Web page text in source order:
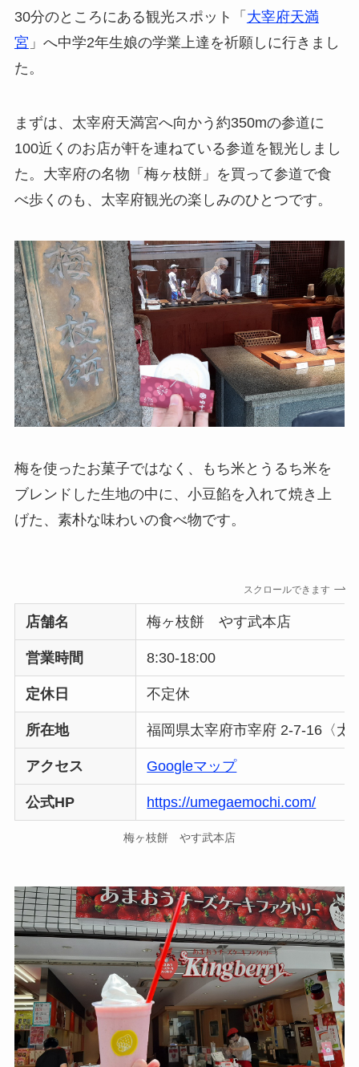
30分のところにある観光スポット「 大宰府天満
宮 」へ中学2年生娘の学業上達を祈願しに行きまし
た。
まずは、太宰府天満宮へ向かう約350mの参道に
100近くのお店が軒を連ねている参道を観光しまし
た。大宰府の名物「梅ヶ枝餅」を買って参道で食
べ歩くのも、太宰府観光の楽しみのひとつです。
梅を使ったお菓子ではなく、もち米とうるち米を
ブレンドした生地の中に、小豆餡を入れて焼き上
げた、素朴な味わいの食べ物です。
スクロールできます
店舗名 梅ヶ枝餅 やす武本店
営業時間 8:30-18:00
定休日 不定休
所在地 福岡県太宰府市宰府 2-7-16〈太
アクセス Googleマップ
公式HP https://umegaemochi.com/
梅ヶ枝餅 やす武本店